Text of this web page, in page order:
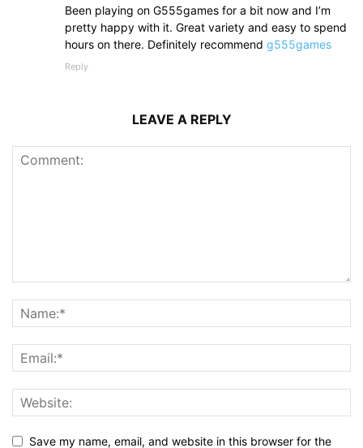
Been playing on G555games for a bit now and I’m
pretty happy with it. Great variety and easy to spend
hours on there. Definitely recommend g555games
Reply
LEAVE A REPLY
Save my name, email, and website in this browser for the